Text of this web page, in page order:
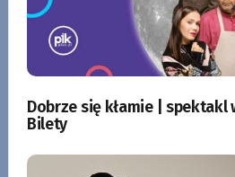
Dobrze się kłamie | spektakl
Bilety